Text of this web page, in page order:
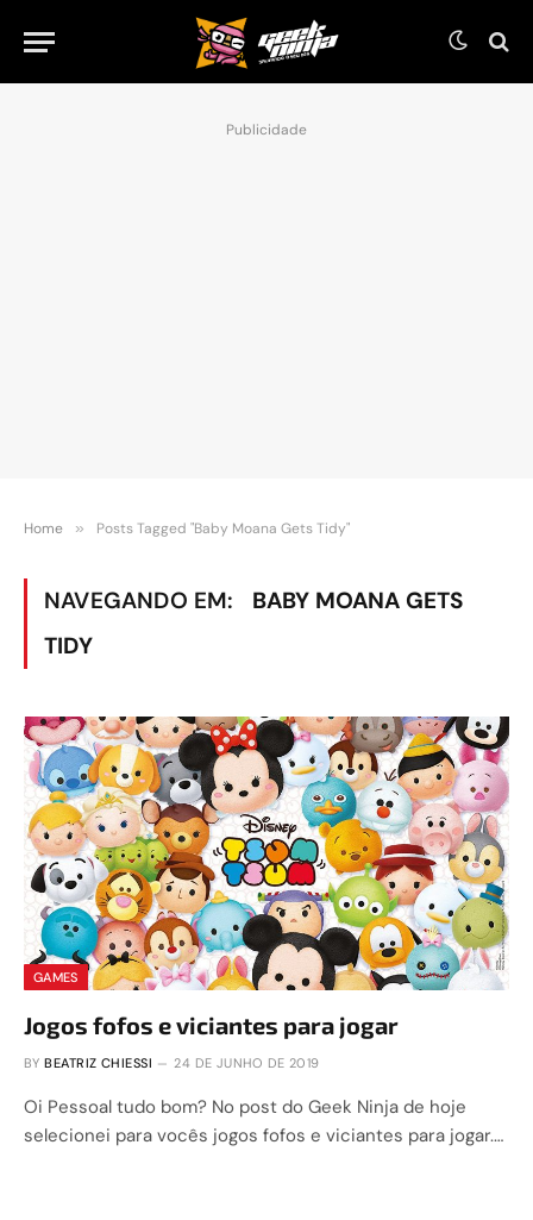
Publicidade
Home » Posts Tagged "Baby Moana Gets Tidy"
NAVEGANDO EM:
BABY MOANA GETS
TIDY
GAMES
Jogos fofos e viciantes para jogar
BY BEATRIZ CHIESSI 24 DE JUNHO DE 2019
Oi Pessoal tudo bom? No post do Geek Ninja de hoje
selecionei para vocês jogos fofos e viciantes para jogar.…